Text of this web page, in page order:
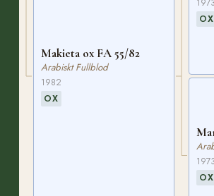
Makieta ox FA 55/82
Arabiskt Fullblod
1982
OX
1973
OX
1973
OX